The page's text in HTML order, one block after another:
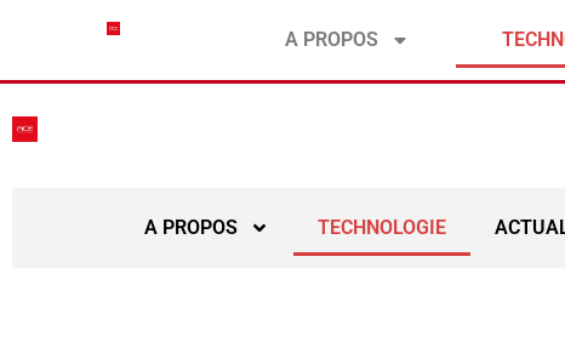
contact@ace-submarinecable.com
A PROPOS
A PROPOS TECHNOLOGIE